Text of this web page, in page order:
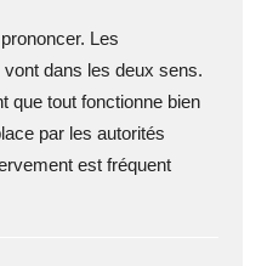
Les
dans les deux sens.
que tout fonctionne bien
par les autorités
est fréquent